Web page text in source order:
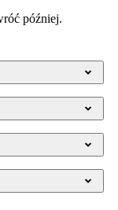
później.